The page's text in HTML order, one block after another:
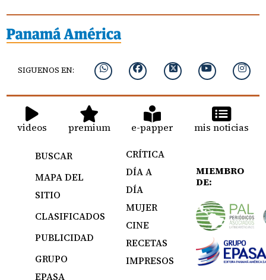
SIGUENOS EN:
videos premium e-papper mis noticias
BUSCAR
MAPA DEL
SITIO
CLASIFICADOS
PUBLICIDAD
GRUPO
EPASA
CRÍTICA
DÍA A
DÍA
MUJER
CINE
RECETAS
IMPRESOS
MIEMBRO
DE: